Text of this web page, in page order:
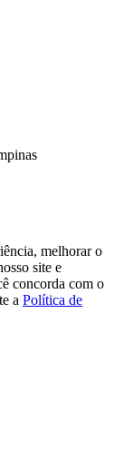
melhorar o
site e
concorda com o
a Política de